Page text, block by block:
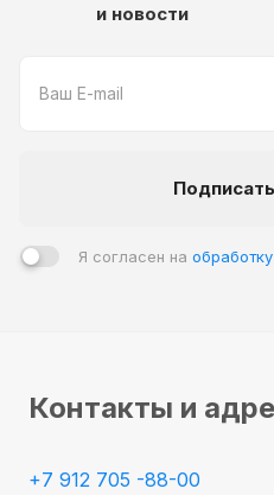
и новости
Я согласен на
Контакты и
+7 912 705 -88-00